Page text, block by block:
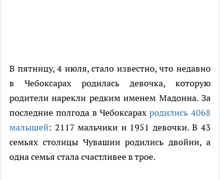
В пятницу, 4 июля, стало известно, что недавно
в Чебоксарах родилась девочка, которую
родители нарекли редким именем Мадонна. За
последние полгода в Чебоксарахродились 4068
малышей: 2117 мальчики и 1951 девочки. В 43
семьях столицы Чувашии родились двойни, а
одна семья стала счастливее в трое.